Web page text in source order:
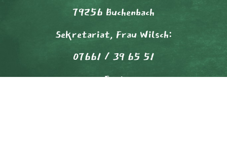
79256 Buchenbach
Sekretariat, Frau Wilsch:
07661 / 39 65 51
Fax: